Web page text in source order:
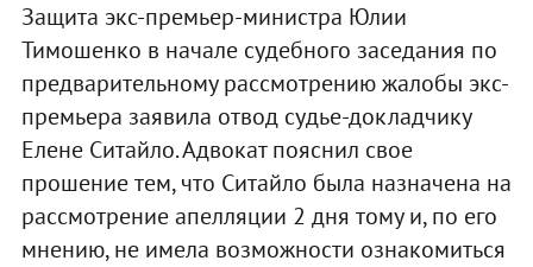
Защита экс-премьер-министра Юлии
Тимошенко в начале судебного заседания по
предварительному рассмотрению жалобы экс-
премьера заявила отвод судье-докладчику
Елене Ситайло. Адвокат пояснил свое
прошение тем, что Ситайло была назначена на
рассмотрение апелляции 2 дня тому и, по его
мнению, не имела возможности ознакомиться